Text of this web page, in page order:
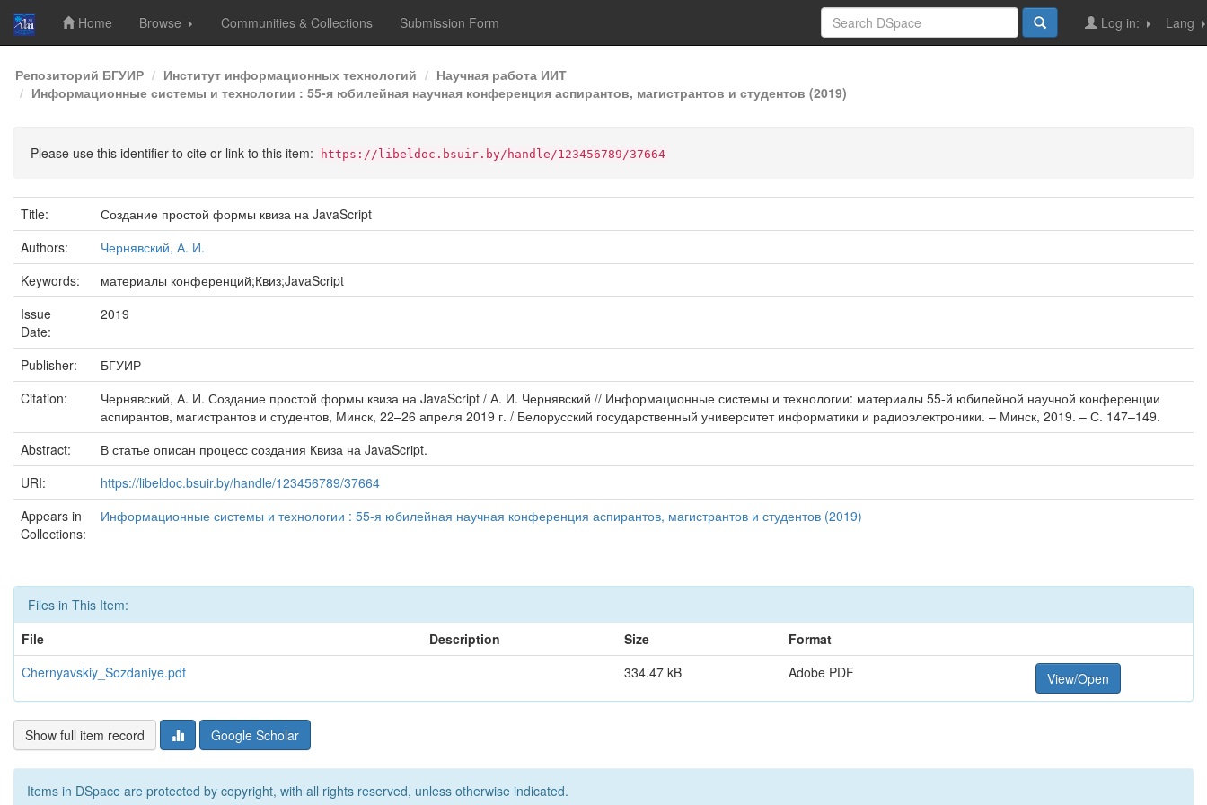
Skip
navigation
Home Browse Communities & Collections Submission Form Lang
Log in:
Репозиторий БГУИР Институт информационных технологий
Научная работа ИИТ
Информационные системы и технологии : 55-я юбилейная научная конференция аспирантов, магистрантов и студентов (2019)
Please use this identifier to cite or link to this item: https://libeldoc.bsuir.by/handle/123456789/37664
Title:
Создание простой формы квиза на JavaScript
Authors:
Чернявский, А. И.
Keywords:
материалы конференций;Квиз;JavaScript
Issue
Date:
2019
Publisher:
БГУИР
Citation:
Чернявский, А. И. Создание простой формы квиза на JavaScript / А. И. Чернявский // Информационные системы и технологии: материалы 55-й юбилейной научной конференции
аспирантов, магистрантов и студентов, Минск, 22–26 апреля 2019 г. / Белорусский государственный университет информатики и радиоэлектроники. – Минск, 2019. – С. 147–149.
Abstract:
В статье описан процесс создания Квиза на JavaScript.
URI:
https://libeldoc.bsuir.by/handle/123456789/37664
Appears in
Collections:
Информационные системы и технологии : 55-я юбилейная научная конференция аспирантов, магистрантов и студентов (2019)
Files in This Item:
File
Description Size
Format
Chernyavskiy_Sozdaniye.pdf
334.47 kB Adobe PDF View/Open
Show full item record Google Scholar
Items in DSpace are protected by copyright, with all rights reserved, unless otherwise indicated.